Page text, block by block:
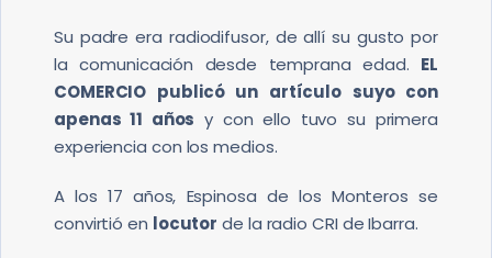
Su padre era radiodifusor, de allí su gusto por
la comunicación desde temprana edad. EL
COMERCIO publicó un artículo suyo con
apenas 11 años y con ello tuvo su primera
experiencia con los medios.
A los 17 años, Espinosa de los Monteros se
convirtió en locutor de la radio CRI de Ibarra.